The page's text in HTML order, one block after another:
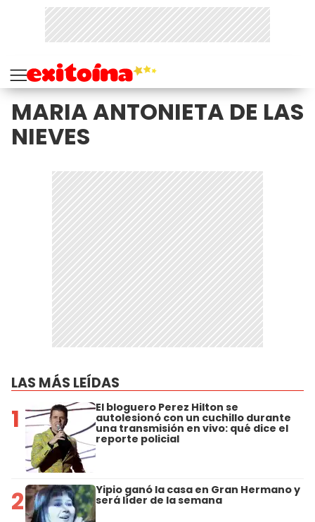
MARIA ANTONIETA DE LAS
NIEVES
LAS MÁS LEÍDAS
1 El bloguero Perez Hilton se
autolesionó con un cuchillo durante
una transmisión en vivo: qué dice el
reporte policial
2 Yipio ganó la casa en Gran Hermano y
será líder de la semana